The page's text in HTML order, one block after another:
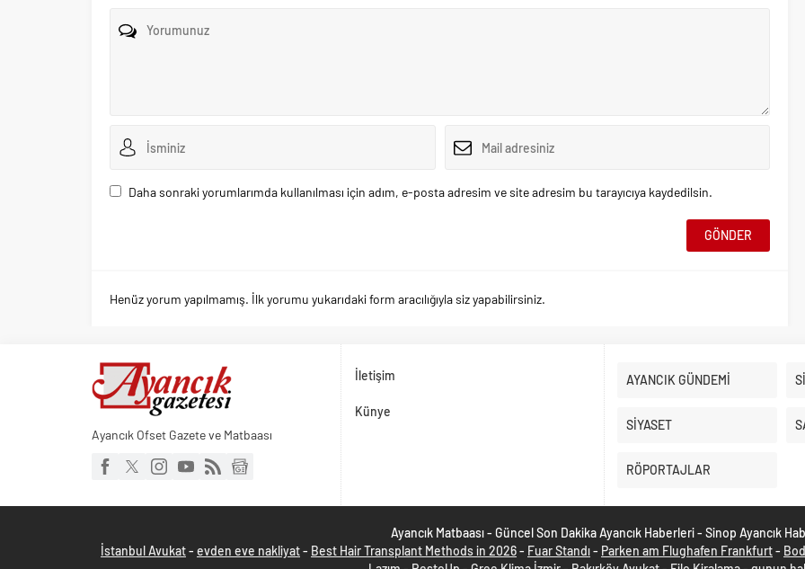
Daha sonraki yorumlarımda kullanılması için adım, e-posta adresim ve site adresim bu tarayıcıya kaydedilsin.
Henüz yorum yapılmamış. İlk yorumu yukarıdaki form aracılığıyla siz yapabilirsiniz.
Ayancık Ofset Gazete ve Matbaası
İletişim
Künye
AYANCIK GÜNDEMİ
SİYASET
RÖPORTAJLAR
Ayancık Matbaası - Güncel Son Dakika Ayancık Haberleri - Sinop Ayancık
İstanbul Avukat- evden eve nakliyat- Best Hair Transplant Methods in 2026- Fuar Standı- Parken am Flughafen Frankfurt-